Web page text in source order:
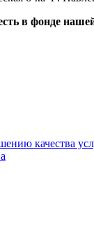
в фонде
качества